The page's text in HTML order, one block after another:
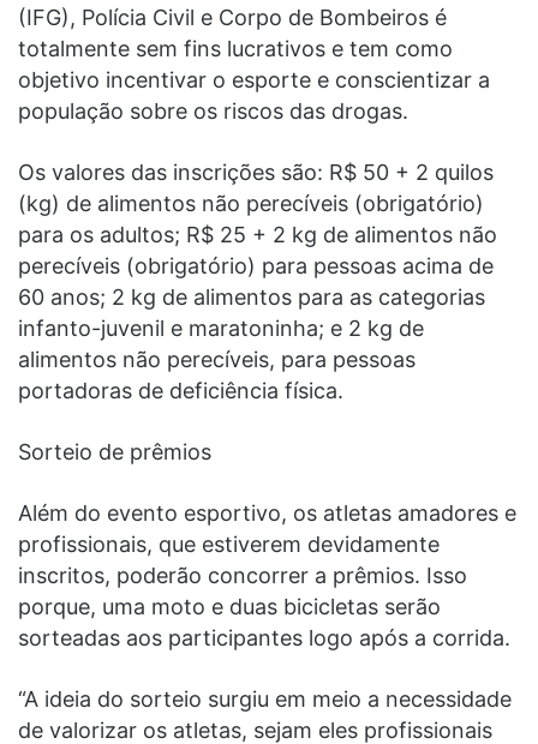
(IFG), Polícia Civil e Corpo de Bombeiros é
totalmente sem fins lucrativos e tem como
objetivo incentivar o esporte e conscientizar a
população sobre os riscos das drogas.
Os valores das inscrições são: R$ 50 + 2 quilos
(kg) de alimentos não perecíveis (obrigatório)
para os adultos; R$ 25 + 2 kg de alimentos não
perecíveis (obrigatório) para pessoas acima de
60 anos; 2 kg de alimentos para as categorias
infanto-juvenil e maratoninha; e 2 kg de
alimentos não perecíveis, para pessoas
portadoras de deficiência física.
Sorteio de prêmios
Além do evento esportivo, os atletas amadores e
profissionais, que estiverem devidamente
inscritos, poderão concorrer a prêmios. Isso
porque, uma moto e duas bicicletas serão
sorteadas aos participantes logo após a corrida.
“A ideia do sorteio surgiu em meio a necessidade
de valorizar os atletas, sejam eles profissionais